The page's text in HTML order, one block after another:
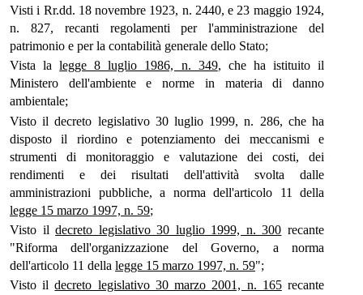
Visti i Rr.dd. 18 novembre 1923, n. 2440, e 23 maggio 1924,
n. 827, recanti regolamenti per l'amministrazione del
patrimonio e per la contabilità generale dello Stato;
Vista lalegge 8 luglio 1986, n. 349, che ha istituito il
Ministero dell'ambiente e norme in materia di danno
ambientale;
Visto il decreto legislativo 30 luglio 1999, n. 286, che ha
disposto il riordino e potenziamento dei meccanismi e
strumenti di monitoraggio e valutazione dei costi, dei
rendimenti e dei risultati dell'attività svolta dalle
amministrazioni pubbliche, a norma dell'articolo 11 della
legge 15 marzo 1997, n. 59;
Visto ildecreto legislativo 30 luglio 1999, n. 300 recante
"Riforma dell'organizzazione del Governo, a norma
dell'articolo 11 della legge 15 marzo 1997, n. 59";
Visto ildecreto legislativo 30 marzo 2001, n. 165recante